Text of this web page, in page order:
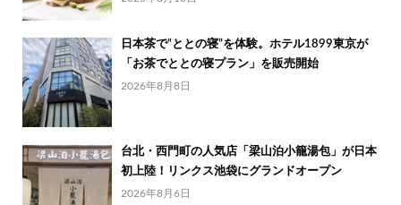
日本茶で“ととの寝”を体験。ホテル1899東京が
「お茶でととの寝プラン」を販売開始
2026年8月8日
台北・西門町の人気店「梁山泊小籠湯包」が日本
初上陸！リンクス池袋にグランドオープン
2026年8月6日